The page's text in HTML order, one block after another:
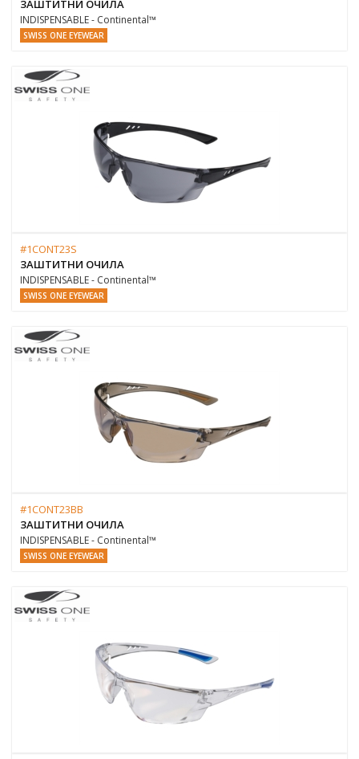
ЗАШТИТНИ ОЧИЛА
INDISPENSABLE - Continental™
SWISS ONE EYEWEAR
#1CONT23S
ЗАШТИТНИ ОЧИЛА
INDISPENSABLE - Continental™
SWISS ONE EYEWEAR
#1CONT23BB
ЗАШТИТНИ ОЧИЛА
INDISPENSABLE - Continental™
SWISS ONE EYEWEAR